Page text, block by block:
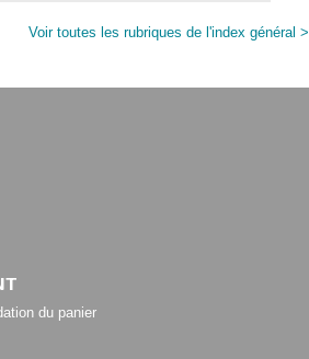
Voir toutes les rubriques de l'index général >
du panier